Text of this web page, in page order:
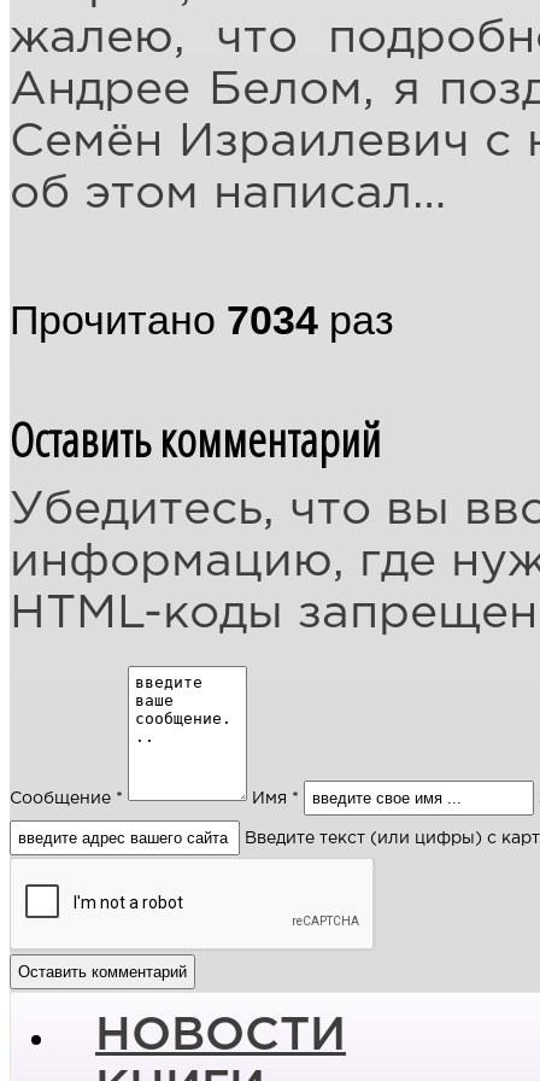
жалею, что
Андрее Белом, я
Семён Израилевич с
об этом написал…
Прочитано 7034 раз
Оставить комментарий
Убедитесь, что вы
информацию, где
HTML-коды
Сообщение * Имя *
Введите текст (или цифры) с
НОВОСТИ